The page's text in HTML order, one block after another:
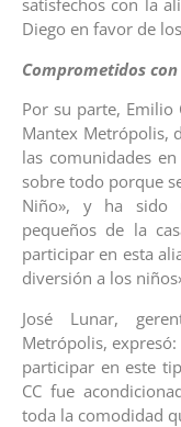
satisfechos con la
Diego en favor de
Comprometidos
Por su parte, Emilio
Mantex Metrópolis,
las comunidades
sobre todo porque
Niño», y ha sido
pequeños de la
participar en esta
diversión a los
José Lunar,
Metrópolis,
participar en este
CC fue
toda la comodidad